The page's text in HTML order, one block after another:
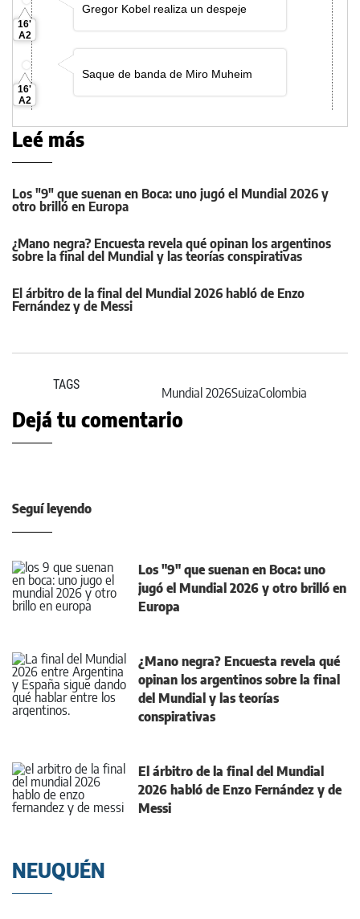
Leé más
Los "9" que suenan en Boca: uno jugó el Mundial 2026 y
otro brilló en Europa
¿Mano negra? Encuesta revela qué opinan los argentinos
sobre la final del Mundial y las teorías conspirativas
El árbitro de la final del Mundial 2026 habló de Enzo
Fernández y de Messi
TAGS Mundial 2026SuizaColombia
Dejá tu comentario
Seguí leyendo
Los "9" que suenan en Boca: uno
jugó el Mundial 2026 y otro brilló en
Europa
¿Mano negra? Encuesta revela qué
opinan los argentinos sobre la final
del Mundial y las teorías
conspirativas
El árbitro de la final del Mundial
2026 habló de Enzo Fernández y de
Messi
NEUQUÉN